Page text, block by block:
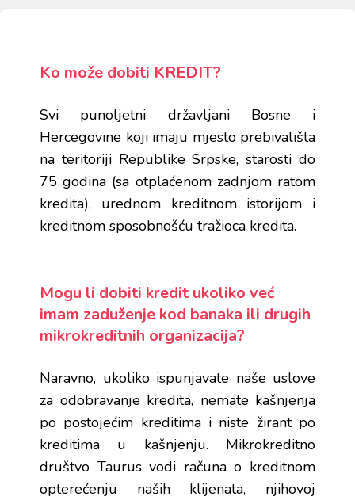
Ko može dobiti KREDIT?
Svi punoljetni državljani Bosne i
Hercegovine koji imaju mjesto prebivališta
na teritoriji Republike Srpske, starosti do
75 godina (sa otplaćenom zadnjom ratom
kredita), urednom kreditnom istorijom i
kreditnom sposobnošću tražioca kredita.
Mogu li dobiti kredit ukoliko već
imam zaduženje kod banaka ili drugih
mikrokreditnih organizacija?
Naravno, ukoliko ispunjavate naše uslove
za odobravanje kredita, nemate kašnjenja
po postojećim kreditima i niste žirant po
kreditima u kašnjenju. Mikrokreditno
društvo Taurus vodi računa o kreditnom
opterećenju naših klijenata, njihovoj